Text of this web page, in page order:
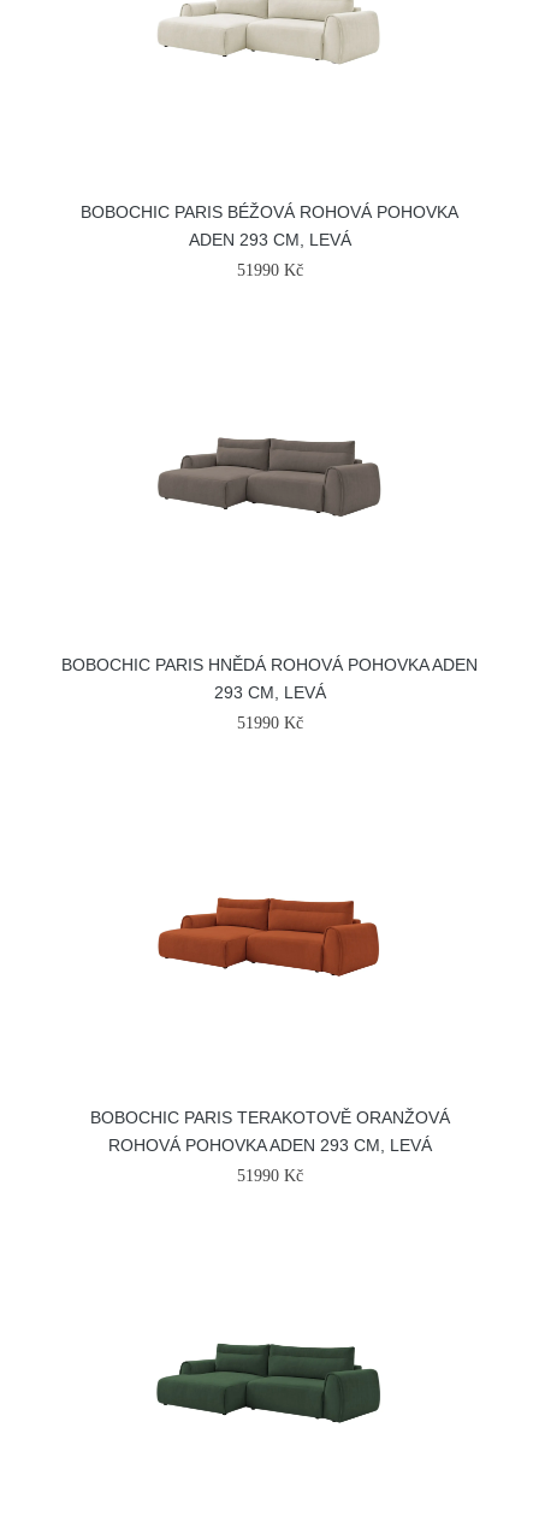
BOBOCHIC PARIS BÉŽOVÁ ROHOVÁ POHOVKA
ADEN 293 CM, LEVÁ
51990 Kč
BOBOCHIC PARIS HNĚDÁ ROHOVÁ POHOVKA ADEN
293 CM, LEVÁ
51990 Kč
BOBOCHIC PARIS TERAKOTOVĚ ORANŽOVÁ
ROHOVÁ POHOVKA ADEN 293 CM, LEVÁ
51990 Kč